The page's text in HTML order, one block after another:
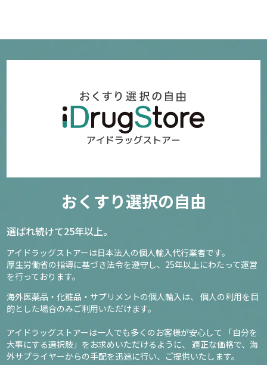
おくすり選択の自由
選ばれ続けて25年以上。
アイドラッグストアーは日本法人の個人輸入代行業者です。
厚生労働省の指導に基づき法令を遵守し、 25年以上にわたって運営
を行っております。
海外医薬品・化粧品・サプリメントの個人輸入は、
個人の利用を目
的とした場合のみご利用いただけます。
アイドラッグストアーは一人でも多くのお客様が安心して
「自分を
大事にする選択肢」をお求めいただけるように、
適正な価格で、海
外サプライヤーからの手配を迅速に行い、ご提供いたします。